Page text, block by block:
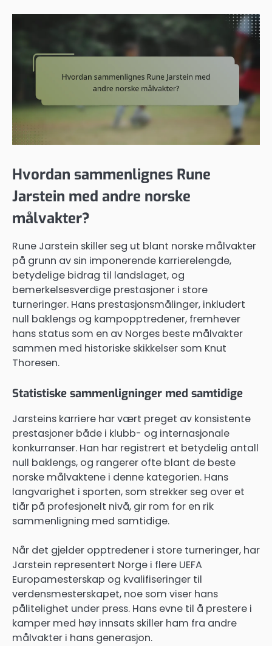
Hvordan sammenlignes Rune
Jarstein med andre norske
målvakter?
Rune Jarstein skiller seg ut blant norske målvakter
på grunn av sin imponerende karrierelengde,
betydelige bidrag til landslaget, og
bemerkelsesverdige prestasjoner i store
turneringer. Hans prestasjonsmålinger, inkludert
null baklengs og kampopptredener, fremhever
hans status som en av Norges beste målvakter
sammen med historiske skikkelser som Knut
Thoresen.
Statistiske sammenligninger med samtidige
Jarsteins karriere har vært preget av konsistente
prestasjoner både i klubb- og internasjonale
konkurranser. Han har registrert et betydelig antall
null baklengs, og rangerer ofte blant de beste
norske målvaktene i denne kategorien. Hans
langvarighet i sporten, som strekker seg over et
tiår på profesjonelt nivå, gir rom for en rik
sammenligning med samtidige.
Når det gjelder opptredener i store turneringer, har
Jarstein representert Norge i flere UEFA
Europamesterskap og kvalifiseringer til
verdensmesterskapet, noe som viser hans
pålitelighet under press. Hans evne til å prestere i
kamper med høy innsats skiller ham fra andre
målvakter i hans generasjon.